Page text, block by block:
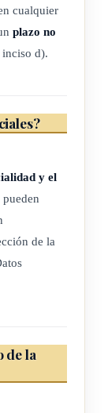
de
para la
el uso y
en
una instancia
cualquier
plazo no
d).
y el
de la
de la